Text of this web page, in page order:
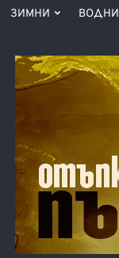
ЗИМНИ ВОДНИ